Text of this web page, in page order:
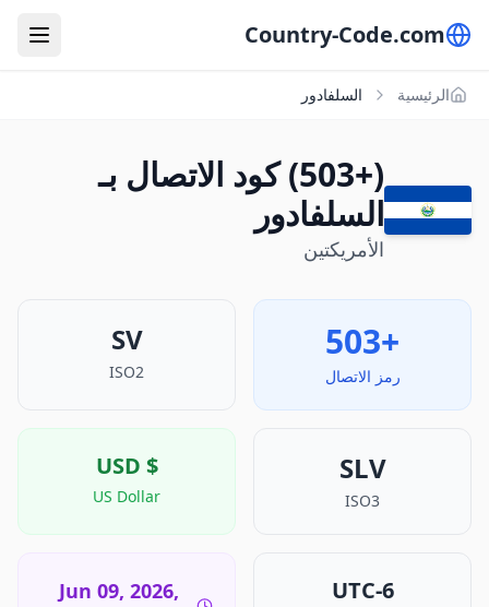
Country-Code.com
الرئيسية السلفادور
(+503) كود الاتصال بـ
السلفادور
الأمريكتين
+503
رمز الاتصال
SV
ISO2
SLV
ISO3
$
USD
US Dollar
UTC-6
Jun 09, 2026,